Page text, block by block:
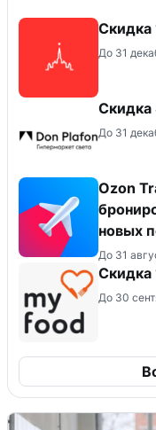
Скидка
До 31
Скидка
До 31
Ozon
новых
До 31
Скидка
До 30